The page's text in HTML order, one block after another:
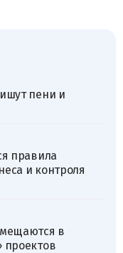
пени и
правила
и контроля
в
проектов